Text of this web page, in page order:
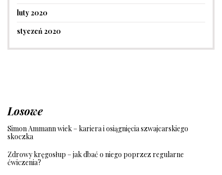
luty 2020
styczeń 2020
Losowe
Simon Ammann wiek – kariera i osiągnięcia szwajcarskiego
skoczka
Zdrowy kręgosłup – jak dbać o niego poprzez regularne
ćwiczenia?